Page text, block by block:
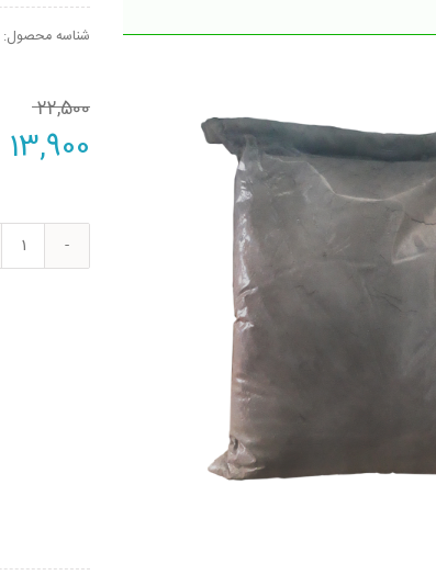
شناسه محصول:
22,500
13,900
پودر